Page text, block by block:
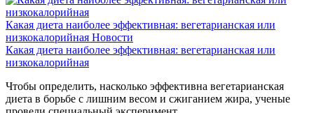
Какая диета наиболее эффективная: вегетарианская или
низкокалорийная Новости
Какая диета наиболее эффективная: вегетарианская или
низкокалорийная
Чтобы определить, насколько эффективна вегетарианская
диета в борьбе с лишним весом и сжиганием жира, ученые